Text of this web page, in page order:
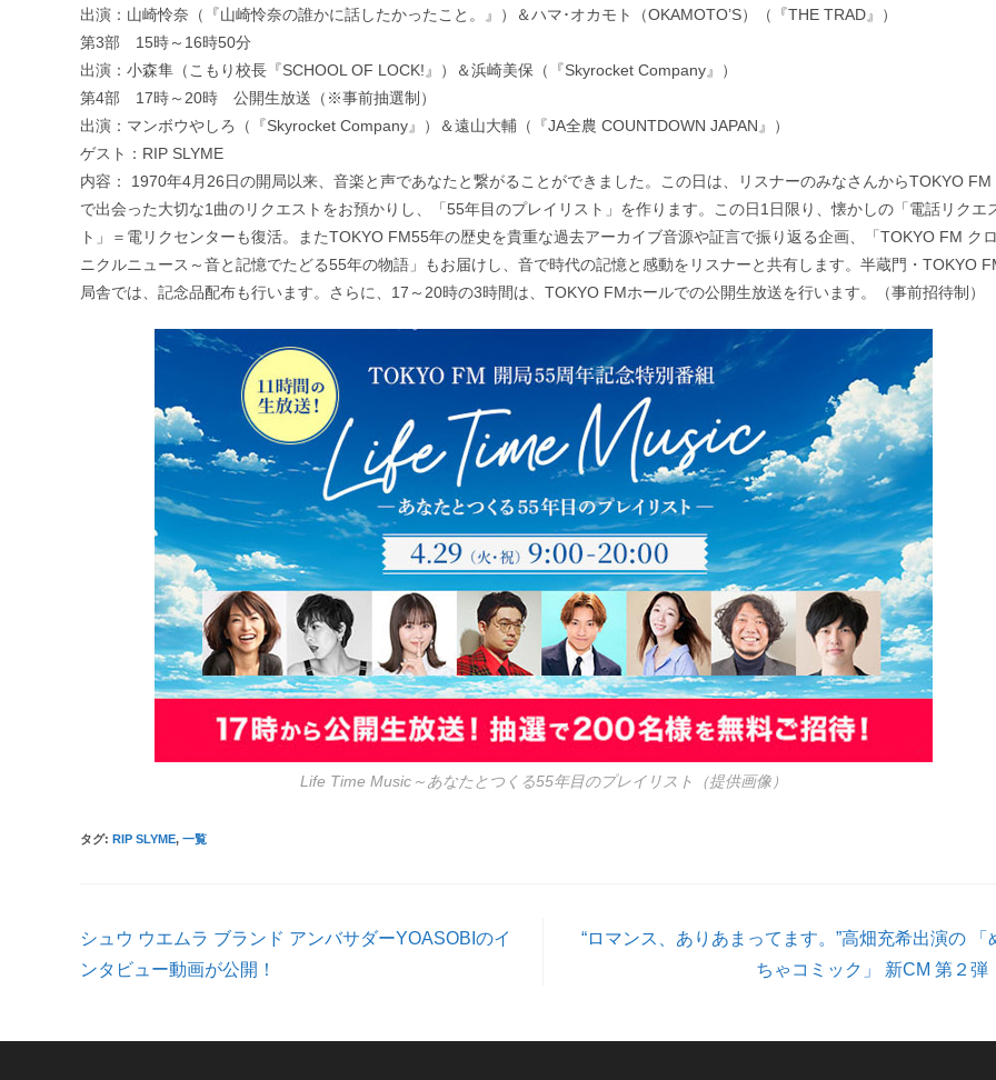
出演：山崎怜奈（『山崎怜奈の誰かに話したかったこと。』）＆ハマ･オカモト（OKAMOTO’S）（『THE TRAD』）
第3部 15時～16時50分
出演：小森隼（こもり校長『SCHOOL OF LOCK!』）＆浜崎美保（『Skyrocket Company』）
第4部 17時～20時 公開生放送（※事前抽選制）
出演：マンボウやしろ（『Skyrocket Company』）＆遠山大輔（『JA全農 COUNTDOWN JAPAN』）
ゲスト：RIP SLYME
内容： 1970年4月26日の開局以来、音楽と声であなたと繋がることができました。この日は、リスナーのみなさんからTOKYO FM
で出会った大切な1曲のリクエストをお預かりし、「55年目のプレイリスト」を作ります。この日1日限り、懐かしの「電話リクエ
ト」＝電リクセンターも復活。またTOKYO FM55年の歴史を貴重な過去アーカイブ音源や証言で振り返る企画、「TOKYO FM ク
ニクルニュース～音と記憶でたどる55年の物語」もお届けし、音で時代の記憶と感動をリスナーと共有します。半蔵門・TOKYO
局舎では、記念品配布も行います。さらに、17～20時の3時間は、TOKYO FMホールでの公開生放送を行います。（事前招待制）
Life Time Music～あなたとつくる55年目のプレイリスト（提供画像）
タグ: RIP SLYME, 一覧
の
他
シュウ ウエムラ ブランド アンバサダーYOASOBIのイ
ンタビュー動画が公開！
“ロマンス、ありあまってます。”高畑充希出演の 「
ちゃコミック」 新CM 第２弾